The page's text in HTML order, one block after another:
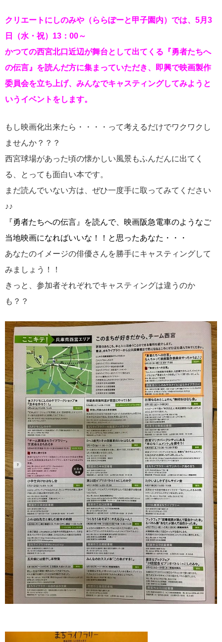
クリエートにしのみや（ららぽーと甲子園内）では、5月3
日（水・祝）13：00～
かつての西宮北口近辺が舞台として出てくる『勇者たちへ
の伝言』を読んだ方に集まっていただき、即興で映画製作
委員会を立ち上げ、みんなでキャスティングしてみようと
いうイベントをします。
もし映画化出来たら・・・・って考えるだけでワクワクし
ませんか？？？
西宮球場があった頃の懐かしい風景もふんだんに出てく
る、とっても面白い本です。
まだ読んでいない方は、ぜひ一度手に取ってみてください
♪♪
『勇者たちへの伝言』を読んで、映画阪急電車のようなご
当地映画になればいいな！！と思ったあなた・・・
あなたのイメージの俳優さんを勝手にキャスティングして
みましょう！！
きっと、参加者それぞれでキャスティングは違うのか
も？？